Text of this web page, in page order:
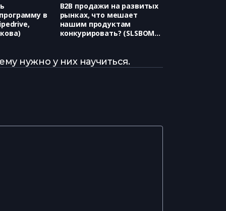
в
B2B продажи на развитых
рынках, что мешает
нашим продуктам
конкурировать? (SLSBOMB,
нужно у них научиться.